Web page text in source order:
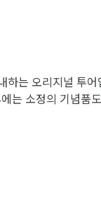
는 오리지널 투어
는 소정의 기념품